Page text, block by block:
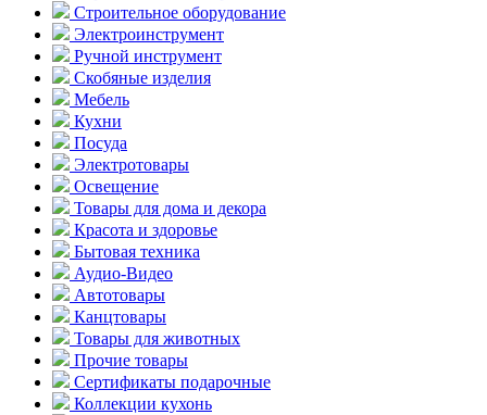
Строительное оборудование
Электроинструмент
Ручной инструмент
Скобяные изделия
Мебель
Кухни
Посуда
Электротовары
Освещение
Товары для дома и декора
Красота и здоровье
Бытовая техника
Аудио-Видео
Автотовары
Канцтовары
Товары для животных
Прочие товары
Сертификаты подарочные
Коллекции кухонь